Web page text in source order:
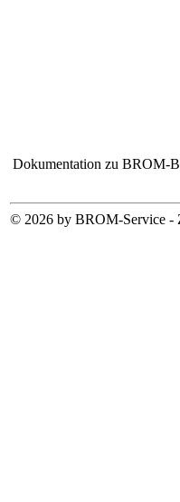
Dokumentation zu BROM-
© 2026 by BROM-Service -